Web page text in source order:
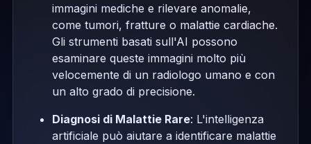
immagini mediche e rilevare anomalie,
come tumori, fratture o malattie cardiache.
Gli strumenti basati sull'AI possono
esaminare queste immagini molto più
velocemente di un radiologo umano e con
un alto grado di precisione.
Diagnosi di Malattie Rare: L'intelligenza
artificiale può aiutare a identificare malattie